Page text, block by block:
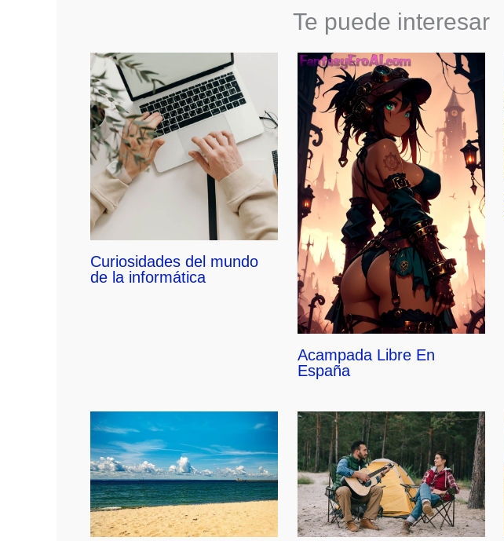
Te puede interesar
Curiosidades del mundo
de la informática
Acampada Libre En
España